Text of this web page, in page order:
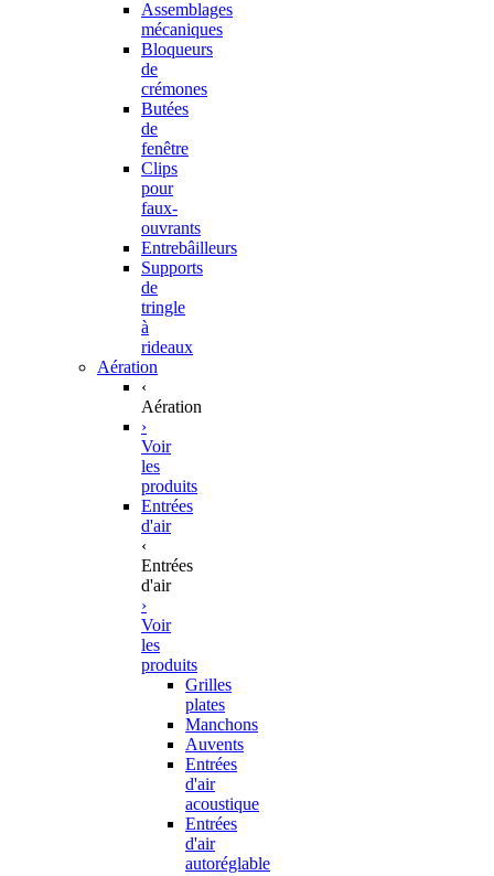
Assemblages
mécaniques
Bloqueurs
de
crémones
Butées
de
fenêtre
Clips
pour
faux-
ouvrants
Entrebâilleurs
Supports
de
tringle
à
rideaux
Aération
‹
Aération
›
Voir
les
produits
Entrées
d'air
‹
Entrées
d'air
›
Voir
les
produits
Grilles
plates
Manchons
Auvents
Entrées
d'air
acoustique
Entrées
d'air
autoréglable